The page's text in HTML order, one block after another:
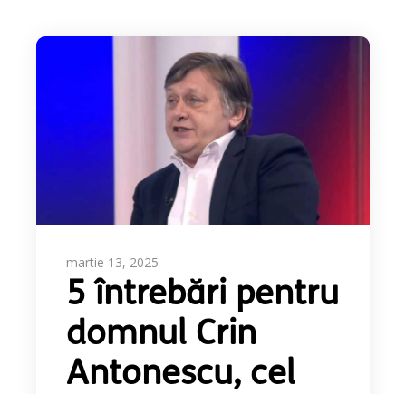
martie 13, 2025
5 întrebări pentru
domnul Crin
Antonescu, cel